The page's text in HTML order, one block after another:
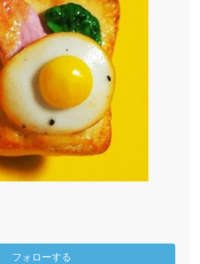
フォローする